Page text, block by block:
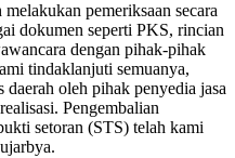
pemeriksaan secara
dokumen seperti PKS, rincian
dengan pihak-pihak
tindaklanjuti semuanya,
daerah oleh pihak penyedia jasa
Pengembalian
setoran (STS) telah kami